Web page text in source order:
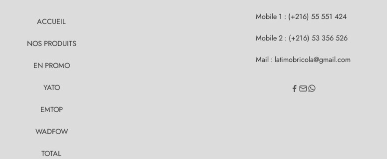
ACCUEIL
NOS PRODUITS
EN PROMO
YATO
EMTOP
WADFOW
TOTAL
Mobile 1 : (+216) 55 551 424
Mobile 2 : (+216) 53 356 526
Mail : latimobricola@gmail.com